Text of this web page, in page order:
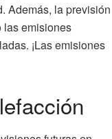
Además, la previsión
las emisiones
¡Las emisiones